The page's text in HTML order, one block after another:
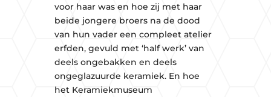
voor haar was en hoe zij met haar
beide jongere broers na de dood
van hun vader een compleet atelier
erfden, gevuld met ‘half werk’ van
deels ongebakken en deels
ongeglazuurde keramiek. En hoe
het Keramiekmuseum